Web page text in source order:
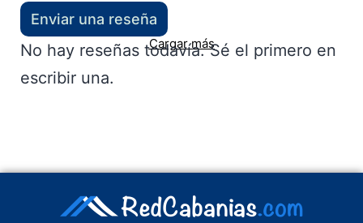
Cargar más
Enviar una reseña
No hay reseñas todavía. Sé el primero en
escribir una.